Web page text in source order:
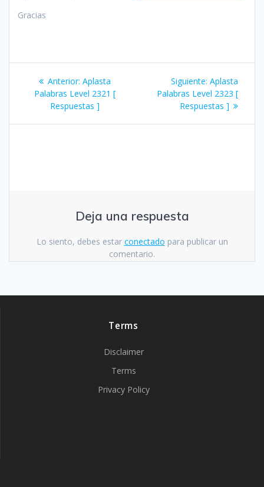
Gracias
Navegación
entradas
Anterior: Entrada
anterior:
Aplasta
Palabras Level 2321 [
Respuestas ]
Siguiente: Siguiente
entrada:
Aplasta
Palabras Level 2323 [
Respuestas ]
Deja una respuesta
Lo siento, debes estar conectado para publicar un
comentario.
Terms
Disclaimer
Terms
Privacy Policy